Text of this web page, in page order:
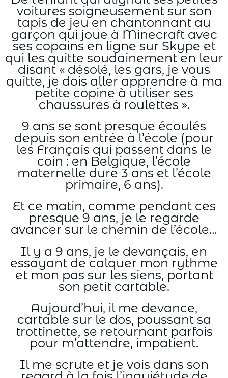
voitures soigneusement sur son
tapis de jeu en chantonnant au
garçon qui joue à Minecraft avec
ses copains en ligne sur Skype et
qui les quitte soudainement en leur
disant « désolé, les gars, je vous
quitte, je dois aller apprendre à ma
petite copine à utiliser ses
chaussures à roulettes ».
9 ans se sont presque écoulés
depuis son entrée à l’école (pour
les Français qui passent dans le
coin : en Belgique, l’école
maternelle dure 3 ans et l’école
primaire, 6 ans).
Et ce matin, comme pendant ces
presque 9 ans, je le regarde
avancer sur le chemin de l’école…
Il y a 9 ans, je le devançais, en
essayant de calquer mon rythme
et mon pas sur les siens, portant
son petit cartable.
Aujourd’hui, il me devance,
cartable sur le dos, poussant sa
trottinette, se retournant parfois
pour m’attendre, impatient.
Il me scrute et je vois dans son